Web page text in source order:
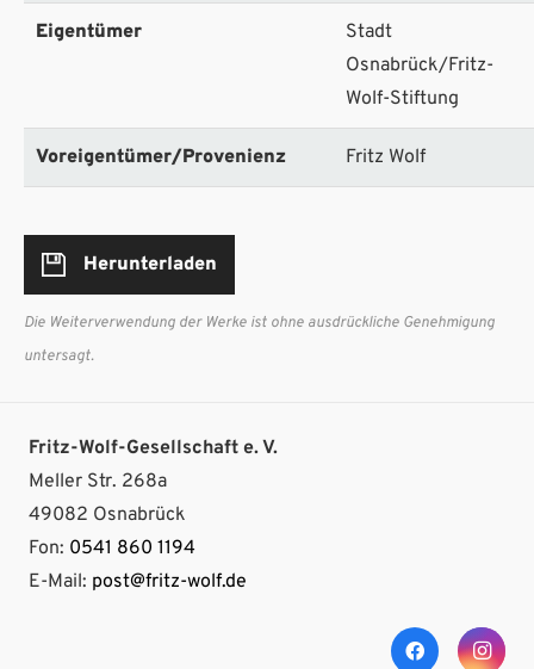
Eigentümer
Stadt
Osnabrück/Fritz-
Wolf-Stiftung
Voreigentümer/Provenienz Fritz Wolf
Herunterladen
Die Weiterverwendung der Werke ist ohne ausdrückliche Genehmigung
untersagt.
Fritz-Wolf-Gesellschaft e. V.
Meller Str. 268a
49082 Osnabrück
Fon: 0541 860 1194
E-Mail: post@fritz-wolf.de